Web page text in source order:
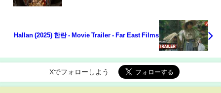
Hallan (2025) 한란 - Movie Trailer - Far East Films
Xでフォローしよう